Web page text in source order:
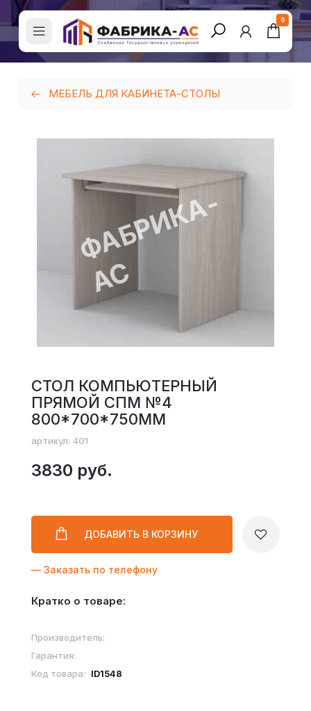
0
МЕБЕЛЬ ДЛЯ КАБИНЕТА-СТОЛЫ
СТОЛ КОМПЬЮТЕРНЫЙ
ПРЯМОЙ СПМ №4
800*700*750ММ
артикул: 401
3830 руб.
ДОБАВИТЬ В КОРЗИНУ
— Заказать по телефону
Кратко о товаре:
Производитель:
Гарантия:
Код товара:
ID1548